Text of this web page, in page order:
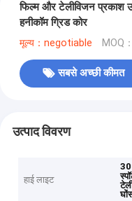
फिल्म और टेलीविजन प्रकाश
हनीकॉम ग्रिड कोर
मूल्य：negotiable MOQ
सबसे अच्छी कीमत
उत्पाद विवरण
हाई लाइट